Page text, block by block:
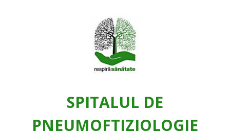
SPITALUL DE
PNEUMOFTIZIOLOGIE